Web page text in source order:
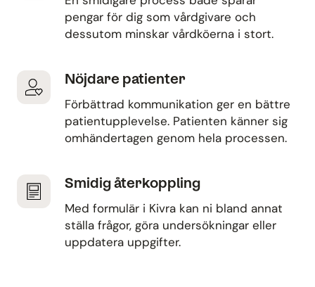
pengar för dig som vårdgivare och
dessutom minskar vårdköerna i stort.
Nöjdare patienter
Förbättrad kommunikation ger en bättre
patientupplevelse. Patienten känner sig
omhändertagen genom hela processen.
Smidig återkoppling
Med formulär i Kivra kan ni bland annat
ställa frågor, göra undersökningar eller
uppdatera uppgifter.